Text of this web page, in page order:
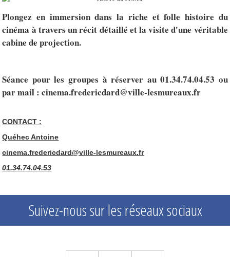
Plongez en immersion dans la riche et folle histoire du
cinéma à travers un récit détaillé et la visite d'une véritable
cabine de projection.
Séance pour les groupes à réserver au 01.34.74.04.53 ou
par mail : cinema.fredericdard@ville-lesmureaux.fr
CONTACT :
Quéhec Antoine
cinema.fredericdard@ville-lesmureaux.fr
01.34.74.04.53
Suivez-nous sur les réseaux sociaux